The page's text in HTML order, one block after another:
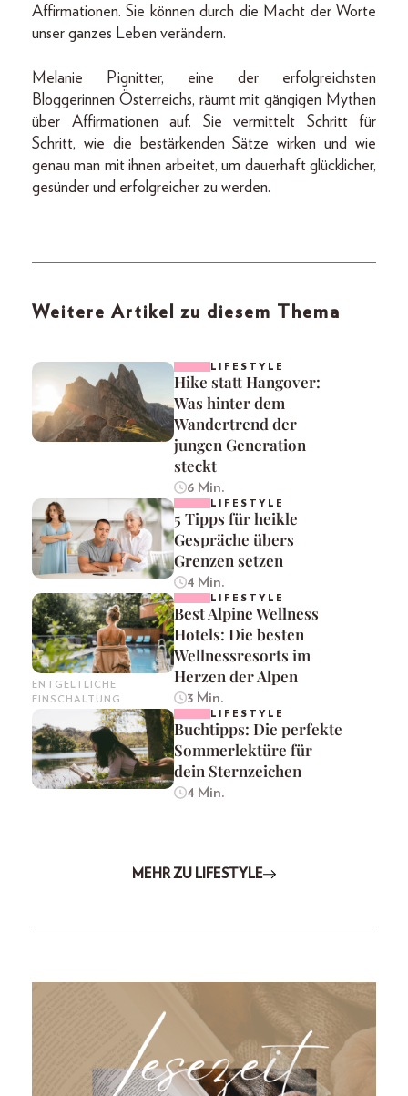
Affirmationen. Sie können durch die Macht der Worte
unser ganzes Leben verändern.
Melanie Pignitter, eine der erfolgreichsten
Bloggerinnen Österreichs, räumt mit gängigen Mythen
über Affirmationen auf. Sie vermittelt Schritt für
Schritt, wie die bestärkenden Sätze wirken und wie
genau man mit ihnen arbeitet, um dauerhaft glücklicher,
gesünder und erfolgreicher zu werden.
Weitere Artikel zu diesem Thema
LIFESTYLE
Hike statt Hangover:
Was hinter dem
Wandertrend der
jungen Generation
steckt
6 Min.
LIFESTYLE
5 Tipps für heikle
Gespräche übers
Grenzen setzen
4 Min.
ENTGELTLICHE
EINSCHALTUNG
LIFESTYLE
Best Alpine Wellness
Hotels: Die besten
Wellnessresorts im
Herzen der Alpen
3 Min.
LIFESTYLE
Buchtipps: Die perfekte
Sommerlektüre für
dein Sternzeichen
4 Min.
MEHR ZU LIFESTYLE